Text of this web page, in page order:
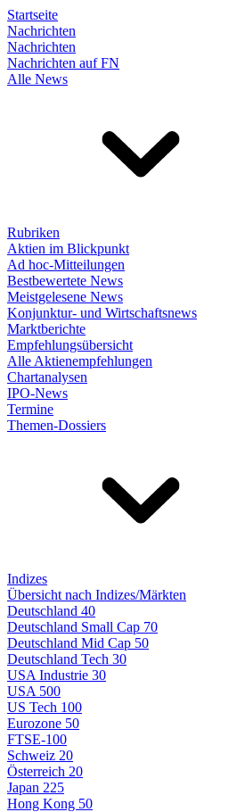
Startseite
Nachrichten
Nachrichten
Nachrichten auf FN
Alle News
Rubriken
Aktien im Blickpunkt
Ad hoc-Mitteilungen
Bestbewertete News
Meistgelesene News
Konjunktur- und Wirtschaftsnews
Marktberichte
Empfehlungsübersicht
Alle Aktienempfehlungen
Chartanalysen
IPO-News
Termine
Themen-Dossiers
Indizes
Übersicht nach Indizes/Märkten
Deutschland 40
Deutschland Small Cap 70
Deutschland Mid Cap 50
Deutschland Tech 30
USA Industrie 30
USA 500
US Tech 100
Eurozone 50
FTSE-100
Schweiz 20
Österreich 20
Japan 225
Hong Kong 50